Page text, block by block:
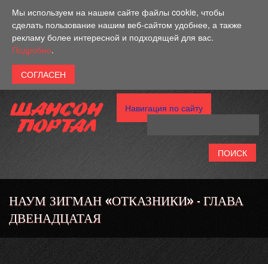
Мы используем на нашем сайте файлы cookie, чтобы
сделать пользование нашим веб-сайтом удобнее, а также
рекламу более интересной и подходящей для вас.
Подробно.
Навигация по сайту
НАУМ ЗИГМАН «ОТКАЗНИКИ» - ГЛАВА
ДВЕНАДЦАТАЯ